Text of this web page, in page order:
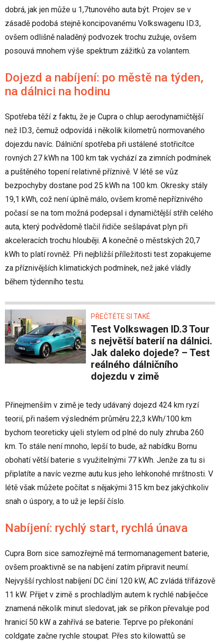
dobrá, jak jen může u 1,7tunového auta být. Projev se v
zásadě podobá stejně koncipovanému Volkswagenu ID.3,
ovšem odlišně naladěný podvozek trochu zužuje, ovšem
posouvá mnohem výše spektrum zážitků za volantem.
Dojezd a nabíjení: po městě na týden,
na dálnici na hodinu
Spotřeba těží z faktu, že je Cupra o chlup aerodynamičtější
než ID.3, čemuž odpovídá i několik kilometrů normovaného
dojezdu navíc. Dálniční spotřeba při ustálené stotřicítce
rovných 27 kWh na 100 km tak vychází za zimních podmínek
a puštěného topení relativně příznivě. V létě se vůz
bezpochyby dostane pod 25 kWh na 100 km. Okresky stály
19,1 kWh, což není úplně málo, ovšem kromě nepříznivého
počasí se na tom možná podepsal i dynamičtější střih celého
auta, který podvědomě tlačil řidiče sešlapávat plyn při
akceleracích trochu hlouběji. A konečně o městských 20,7
kWh to platí rovněž. Při nejbližší příležitosti test zopakujeme
za příznivějších klimatických podmínek, než jaké vládly
během týdenního testu.
PŘEČTĚTE SI TAKÉ
Test Volkswagen ID.3 Tour
s největší baterií na dálnici.
Jak daleko dojede? – Test
reálného dálničního
dojezdu v zimě
Přinejmenším v zimě je tedy udávaný dojezd 424 km ryzí
teorií, při našem výsledném průměru 22,3 kWh/100 km
bychom teoreticky ujeli stylem od plné do nuly zhruba 260
km. To stále není mnoho, lepší to bude, až nabídku Bornu
obohatí větší baterie s využitelnými 77 kWh. Jenže za tu si
připlatíte a navíc vezme autu kus jeho lehkonohé mrštnosti. V
létě však můžete počítat s nějakými 315 km bez jakýchkoliv
snah o úspory, a to už je lepší číslo.
Nabíjení: rychlý start, rychlá únava
Cupra Born sice samozřejmě má termomanagement baterie,
ovšem proaktivně se na nabíjení zatím připravit neumí.
Nejvyšší rychlost nabíjení DC činí 120 kW, AC zvládá třífázově
11 kW. Přijet v zimě s prochladlým autem k rychlé nabíječce
znamená několik minut sledovat, jak se příkon převaluje pod
hranicí 50 kW a zahřívá se baterie. Teprve po překonání
coldgate začne rychle stoupat. Přes sto kilowattů se